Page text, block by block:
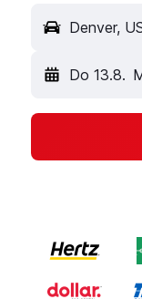
Denver,
Do 13.8.